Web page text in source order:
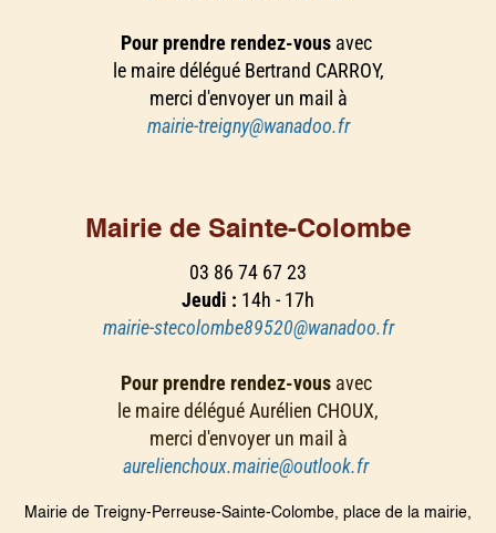
Pour prendre rendez-vous avec
le maire délégué Bertrand CARROY,
merci d'envoyer un mail à
mairie-treigny@wanadoo.fr
Mairie de Sainte-Colombe
03 86 74 67 23
Jeudi : 14h - 17h
mairie-stecolombe89520@wanadoo.fr
Pour prendre rendez-vous avec
le maire délégué Aurélien CHOUX,
merci d'envoyer un mail à
aurelienchoux.mairie@outlook.fr
Mairie de Treigny-Perreuse-Sainte-Colombe, place de la mairie,